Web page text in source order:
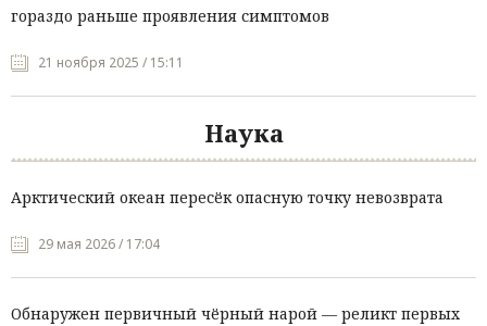
гораздо раньше проявления симптомов
21 ноября 2025 / 15:11
Наука
Арктический океан пересёк опасную точку невозврата
29 мая 2026 / 17:04
Обнаружен первичный чёрный нарой — реликт первых